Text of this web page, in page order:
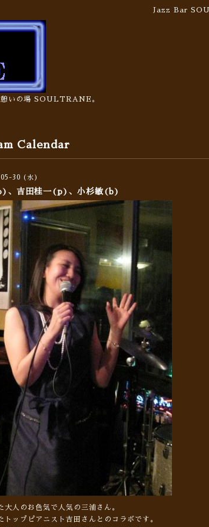
Jazz Bar
憩いの場 SOULTRANE。
Calendar
05-30 (水)
、吉田桂一(p)、小杉敏(b)
大人のお色気で人気の三浦さん。
トップピアニスト吉田さんとのコラボです。